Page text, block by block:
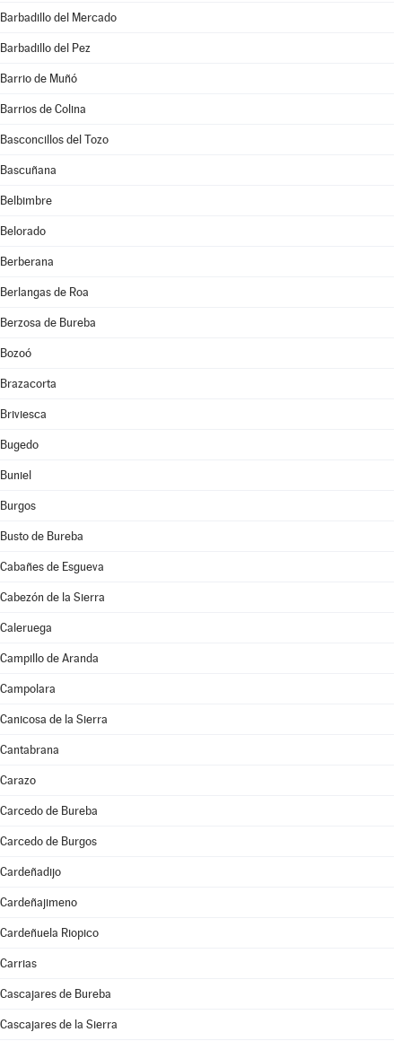
Barbadillo del Mercado
Barbadillo del Pez
Barrio de Muñó
Barrios de Colina
Basconcillos del Tozo
Bascuñana
Belbimbre
Belorado
Berberana
Berlangas de Roa
Berzosa de Bureba
Bozoó
Brazacorta
Briviesca
Bugedo
Buniel
Burgos
Busto de Bureba
Cabañes de Esgueva
Cabezón de la Sierra
Caleruega
Campillo de Aranda
Campolara
Canicosa de la Sierra
Cantabrana
Carazo
Carcedo de Bureba
Carcedo de Burgos
Cardeñadijo
Cardeñajimeno
Cardeñuela Riopico
Carrias
Cascajares de Bureba
Cascajares de la Sierra